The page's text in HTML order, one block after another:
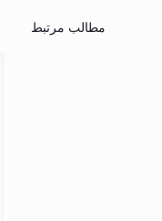
مطالب مرتبط